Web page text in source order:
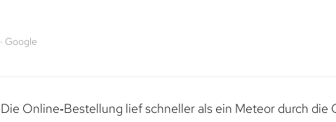
Google
Online‑Bestellung lief schneller als ein Meteor durch die